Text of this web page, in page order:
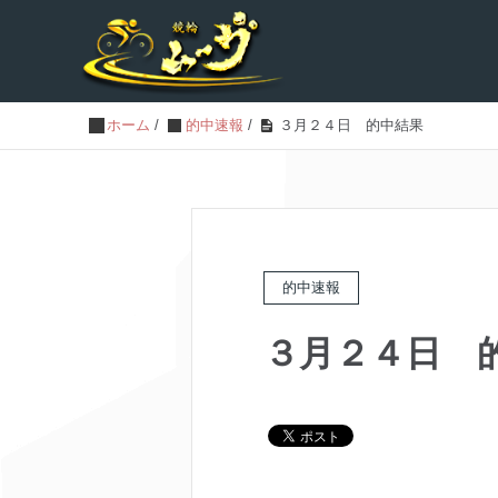
ホーム / 的中速報 / ３月２４日 的中結果
的中速報
３月２４日